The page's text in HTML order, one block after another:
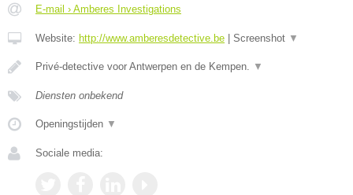
E-mail › Amberes Investigations
Website: http://www.amberesdetective.be Screenshot ▼
Privé-detective voor Antwerpen en de Kempen. ▼
Diensten onbekend
Openingstijden ▼
Sociale media: